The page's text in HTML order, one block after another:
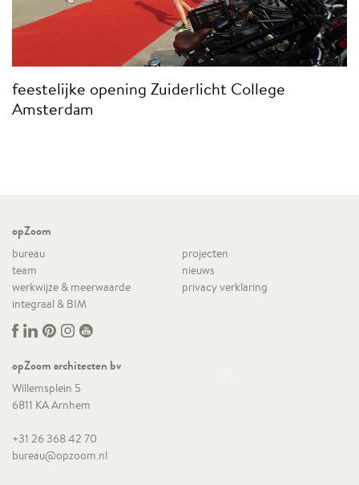
feestelijke opening Zuiderlicht College
Amsterdam
opZoom
bureau
projecten
team
nieuws
werkwijze & meerwaarde
privacy verklaring
integraal & BIM
opZoom architecten bv
Willemsplein 5
6811 KA Arnhem
+31 26 368 42 70
bureau@opzoom.nl